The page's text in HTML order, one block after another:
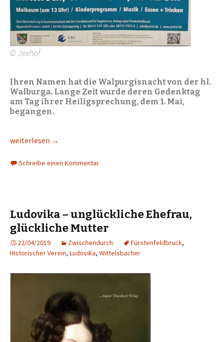
© Jexhof
Ihren Namen hat die Walpurgisnacht von der hl.
Walburga. Lange Zeit wurde deren Gedenktag
am Tag ihrer Heiligsprechung, dem 1. Mai,
begangen.
Walpurgisnacht, Tanz in den Mai und der Maibaum
weiterlesen →
Schreibe einen Kommentar
Ludovika – unglückliche Ehefrau,
glückliche Mutter
22/04/2019 Zwischendurch Fürstenfeldbruck,
Historischer Verein, Ludovika, Wittelsbacher